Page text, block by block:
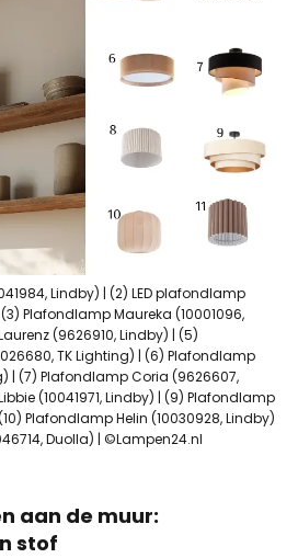
Lindby) | (2) LED plafondlamp
Plafondlamp Maureka (10001096,
(9626910, Lindby) | (5)
TK Lighting) | (6) Plafondlamp
| (7) Plafondlamp Coria (9626607,
(10041971, Lindby) | (9) Plafondlamp
Plafondlamp Helin (10030928, Lindby)
Duolla) | ©Lampen24.nl
aan de muur:
stof